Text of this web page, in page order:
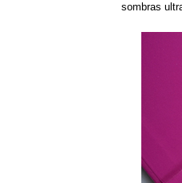
sombras